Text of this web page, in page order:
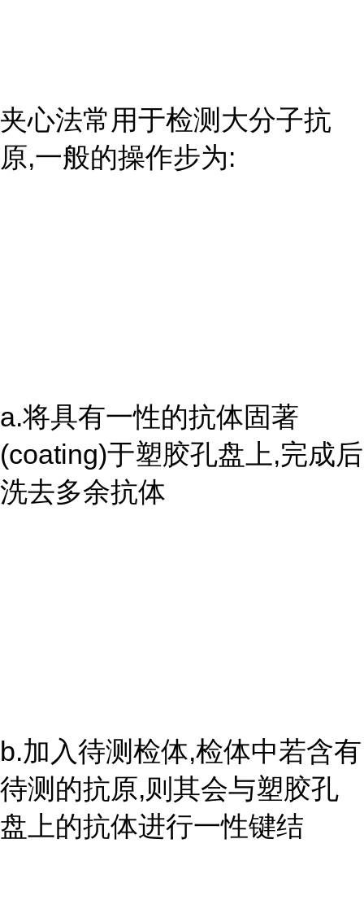
夹心法常用于检测大分子抗
原,一般的操作步为:
a.将具有一性的抗体固著
(coating)于塑胶孔盘上,完成后
洗去多余抗体
b.加入待测检体,检体中若含有
待测的抗原,则其会与塑胶孔
盘上的抗体进行一性键结